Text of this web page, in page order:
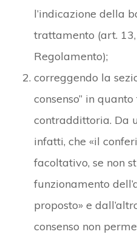
l’indicazione della
trattamento (art.
Regolamento);
correggendo la
consenso” in
contraddittoria. Da
infatti, che «il
facoltativo, se non
funzionamento
proposto» e
consenso non